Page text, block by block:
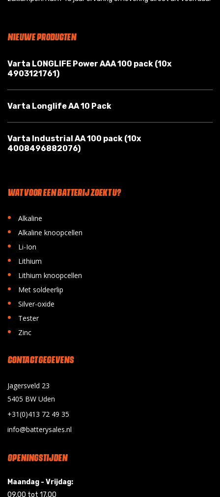
NIEUWE PRODUCTEN
Varta LONGLIFE Power AAA 100 pack (10x
4903121761)
Varta Longlife AA 10 Pack
Varta Industrial AA 100 pack (10x
4008496882076)
WAT VOOR EEN BATTERIJ ZOEKT U?
• Alkaline
• Alkaline knoopcellen
• Li-Ion
• Lithium
• Lithium knoopcellen
• Met soldeerlip
• Silver-oxide
• Tester
• Zinc
CONTACT GEGEVENS
Jagersveld 23
5405 BW Uden
+31(0)413 72 49 35
info@batterysales.nl
OPENINGSTIJDEN
Maandag - Vrijdag:
09.00 tot 17.00